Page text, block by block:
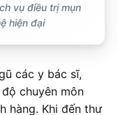
vụ điều trị mụn
hiện đại
các y bác sĩ,
chuyên môn
hàng. Khi đến thư